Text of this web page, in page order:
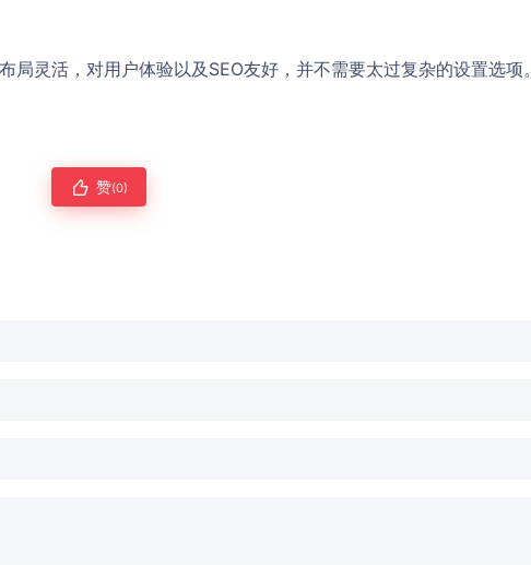
灵活，对用户体验以及SEO友好，并不需要太过复杂的设置选项。
赞(0)